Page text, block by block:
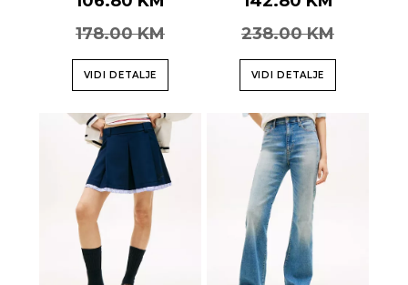
178.00 KM
VIDI DETALJE
238.00 KM
VIDI DETALJE